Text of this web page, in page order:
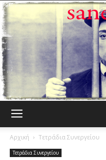
Αρχική Τετράδια Συνεργείου
Τετράδια Συνεργείου